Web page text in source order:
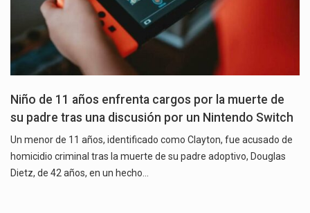
Niño de 11 años enfrenta cargos por la muerte de
su padre tras una discusión por un Nintendo Switch
Un menor de 11 años, identificado como Clayton, fue acusado de
homicidio criminal tras la muerte de su padre adoptivo, Douglas
Dietz, de 42 años, en un hecho…